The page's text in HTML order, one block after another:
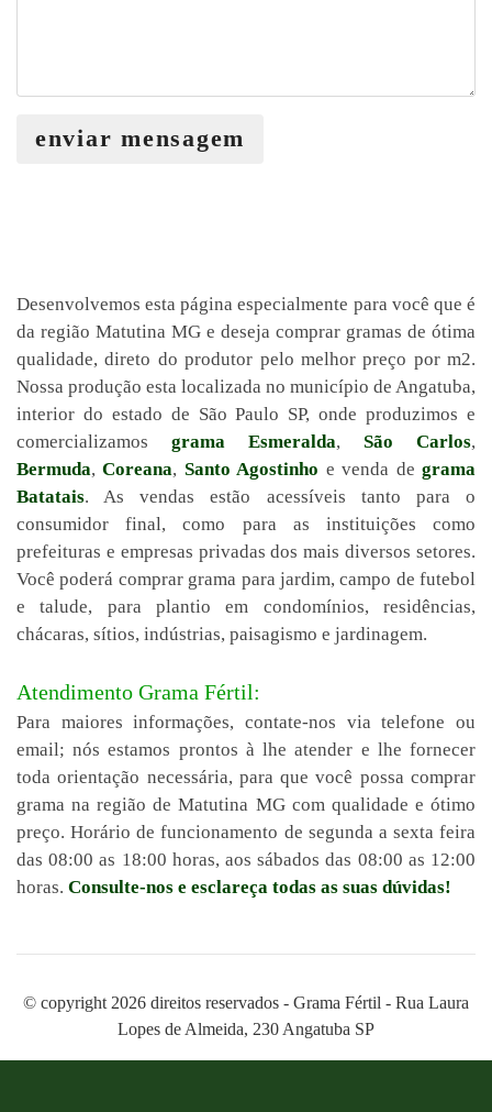
enviar mensagem
Desenvolvemos esta página especialmente para você que é
da região Matutina MG e deseja comprar gramas de ótima
qualidade, direto do produtor pelo melhor preço por m2.
Nossa produção esta localizada no município de Angatuba,
interior do estado de São Paulo SP, onde produzimos e
comercializamos grama Esmeralda, São Carlos,
Bermuda,Coreana, Santo Agostinho e venda degrama
Batatais. As vendas estão acessíveis tanto para o
consumidor final, como para as instituições como
prefeituras e empresas privadas dos mais diversos setores.
Você poderá comprar grama para jardim, campo de futebol
e talude, para plantio em condomínios, residências,
chácaras, sítios, indústrias, paisagismo e jardinagem.
Atendimento Grama Fértil:
Para maiores informações, contate-nos via telefone ou
email; nós estamos prontos à lhe atender e lhe fornecer
toda orientação necessária, para que você possa comprar
grama na região de Matutina MG com qualidade e ótimo
preço. Horário de funcionamento de segunda a sexta feira
das 08:00 as 18:00 horas, aos sábados das 08:00 as 12:00
horas. Consulte-nos e esclareça todas as suas dúvidas!
© copyright 2026 direitos reservados - Grama Fértil - Rua Laura
Lopes de Almeida, 230 Angatuba SP